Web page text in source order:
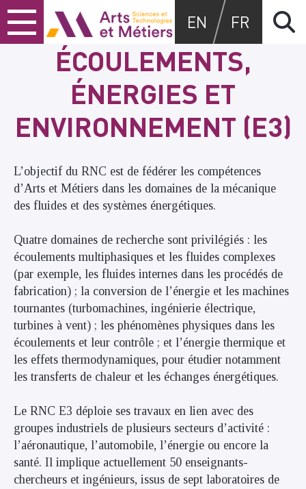
Skip
to
content
Skip
to
main
Skip
to
search
Arts et métiers
EN FR
ÉCOULEMENTS,
ÉNERGIES ET
ENVIRONNEMENT (E3)
L’objectif du RNC est de fédérer les compétences
d’Arts et Métiers dans les domaines de la mécanique
des fluides et des systèmes énergétiques.
Quatre domaines de recherche sont privilégiés : les
écoulements multiphasiques et les fluides complexes
(par exemple, les fluides internes dans les procédés de
fabrication) ; la conversion de l’énergie et les machines
tournantes (turbomachines, ingénierie électrique,
turbines à vent) ; les phénomènes physiques dans les
écoulements et leur contrôle ; et l’énergie thermique et
les effets thermodynamiques, pour étudier notamment
les transferts de chaleur et les échanges énergétiques.
Le RNC E3 déploie ses travaux en lien avec des
groupes industriels de plusieurs secteurs d’activité :
l’aéronautique, l’automobile, l’énergie ou encore la
santé. Il implique actuellement 50 enseignants-
chercheurs et ingénieurs, issus de sept laboratoires de